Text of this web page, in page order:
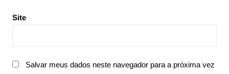
Site
Salvar meus dados neste navegador para a próxima vez